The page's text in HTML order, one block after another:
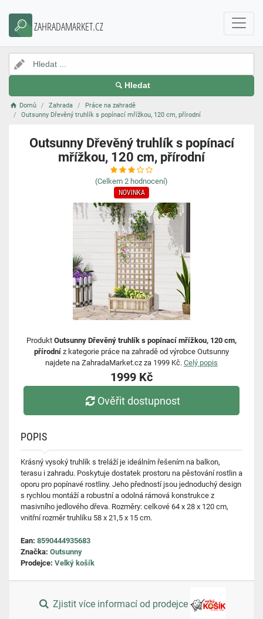
ZAHRADAMARKET.CZ
Hledat
Domů Zahrada
Práce na zahradě
Outsunny Dřevěný truhlík s popínací mřížkou, 120 cm, přírodní
Outsunny Dřevěný truhlík s popínací
mřížkou, 120 cm, přírodní
(Celkem 2 hodnocení)
NOVINKA
Produkt Outsunny Dřevěný truhlík s popínací mřížkou, 120 cm,
přírodní z kategorie práce na zahradě od výrobce Outsunny
najdete na ZahradaMarket.cz za 1999 Kč. Celý popis
1999 Kč
Ověřit dostupnost
POPIS
Krásný vysoký truhlík s treláží je ideálním řešením na balkon,
terasu i zahradu. Poskytuje dostatek prostoru na pěstování rostlin a
oporu pro popínavé rostliny. Jeho předností jsou jednoduchý design
s rychlou montáží a robustní a odolná rámová konstrukce z
masivního jedlového dřeva. Rozměry: celkové 64 x 28 x 120 cm,
vnitřní rozměr truhlíku 58 x 21,5 x 15 cm.
Ean: 8590444935683
Značka: Outsunny
Prodejce: Velký košík
Zjistit více informací od prodejce